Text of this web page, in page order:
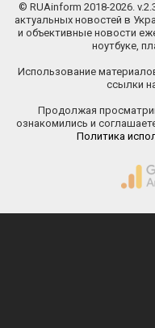
© RUAinform 2018-2026.
актуальных новостей в
и объективные новости
ноутбуке,
Использование
ссылки
Продолжая
ознакомились и
Политика